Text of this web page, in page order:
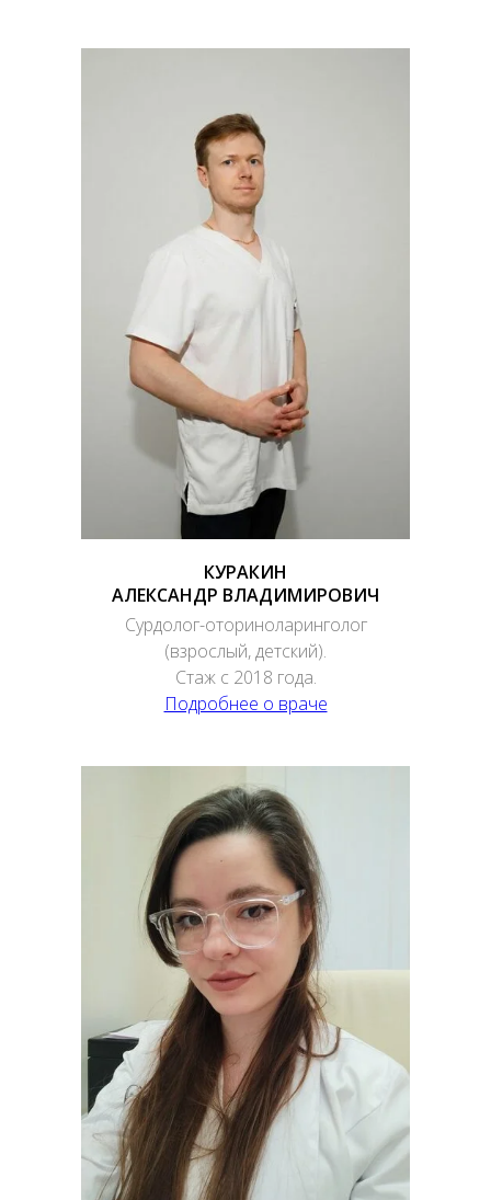
КУРАКИН
АЛЕКСАНДР ВЛАДИМИРОВИЧ
Сурдолог-оториноларинголог
(взрослый, детский).
Стаж с 2018 года.
Подробнее о враче